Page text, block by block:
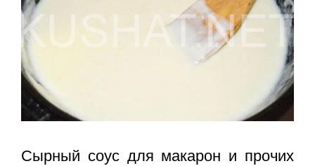
Сырный соус для макарон и прочих